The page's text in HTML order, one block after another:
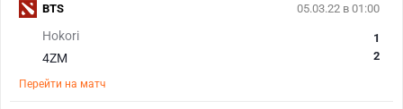
05.03.22 в 01:00
Hokori
4ZM
1
2
Перейти на матч
BTS